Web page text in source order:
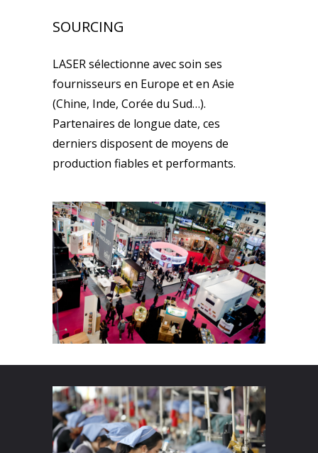
SOURCING
LASER sélectionne avec soin ses
fournisseurs en Europe et en Asie
(Chine, Inde, Corée du Sud…).
Partenaires de longue date, ces
derniers disposent de moyens de
production fiables et performants.